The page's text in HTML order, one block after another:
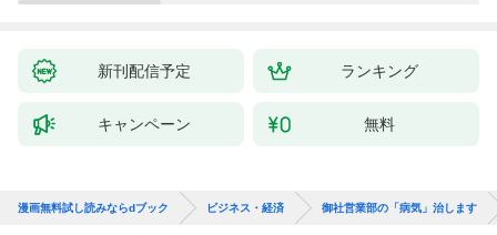
新刊配信予定 ランキング
キャンペーン 無料
漫画無料試し読みならdブック ビジネス・経済 御社営業部の「病気」治します